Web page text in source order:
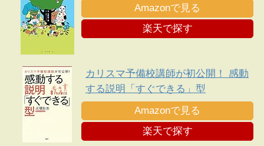
Amazonで見る
楽天で探す
カリスマ予備校講師が初公開！ 感動
する説明「すぐできる」型
Amazonで見る
楽天で探す